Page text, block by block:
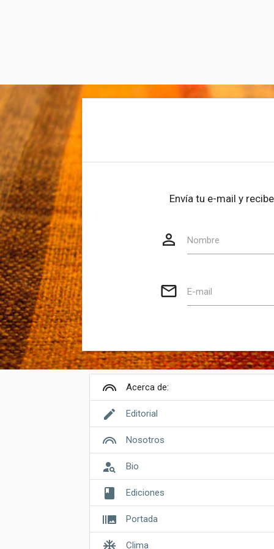
Envía tu e-mail y
person_outline Nombre
mail_outline E-mail
looks Acerca de:
edit Editorial
looks Nosotros
person_search Bio
book Ediciones
burst_mode Portada
Clima